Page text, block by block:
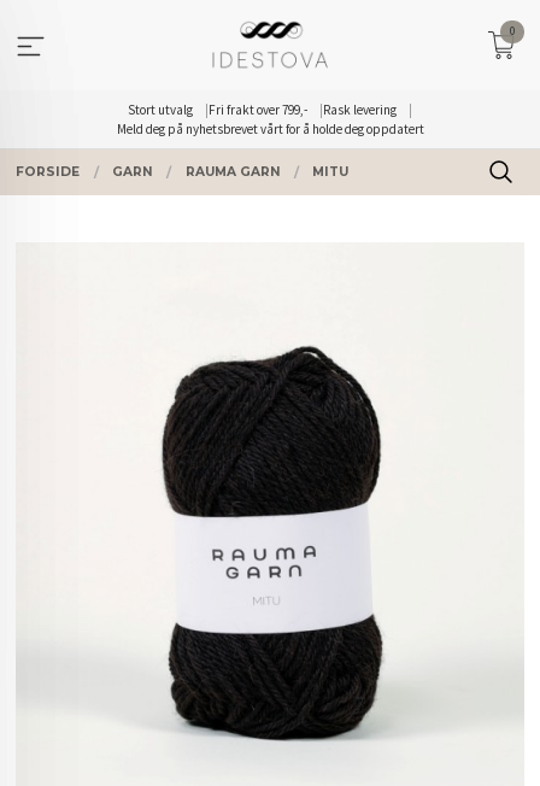
innholdet
Stort utvalg Fri frakt over 799,-
Rask levering
Meld deg på nyhetsbrevet vårt for å holde deg oppdatert
0
FORSIDE GARN RAUMA GARN MITU